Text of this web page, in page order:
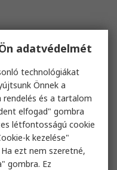
adatvédelmét
technológiákat
Önnek a
és a tartalom
elfogad" gombra
létfontosságú cookie
k kezelése"
ezt nem szeretné,
gombra. Ez